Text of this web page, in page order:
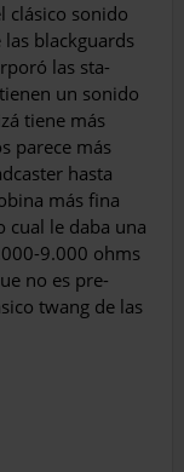
clásico sonido
las blackguards
las sta­
un sonido
tiene más
parece más
hasta
más fina
cual le daba una
9.000 ohms
no es pre­
twang de las